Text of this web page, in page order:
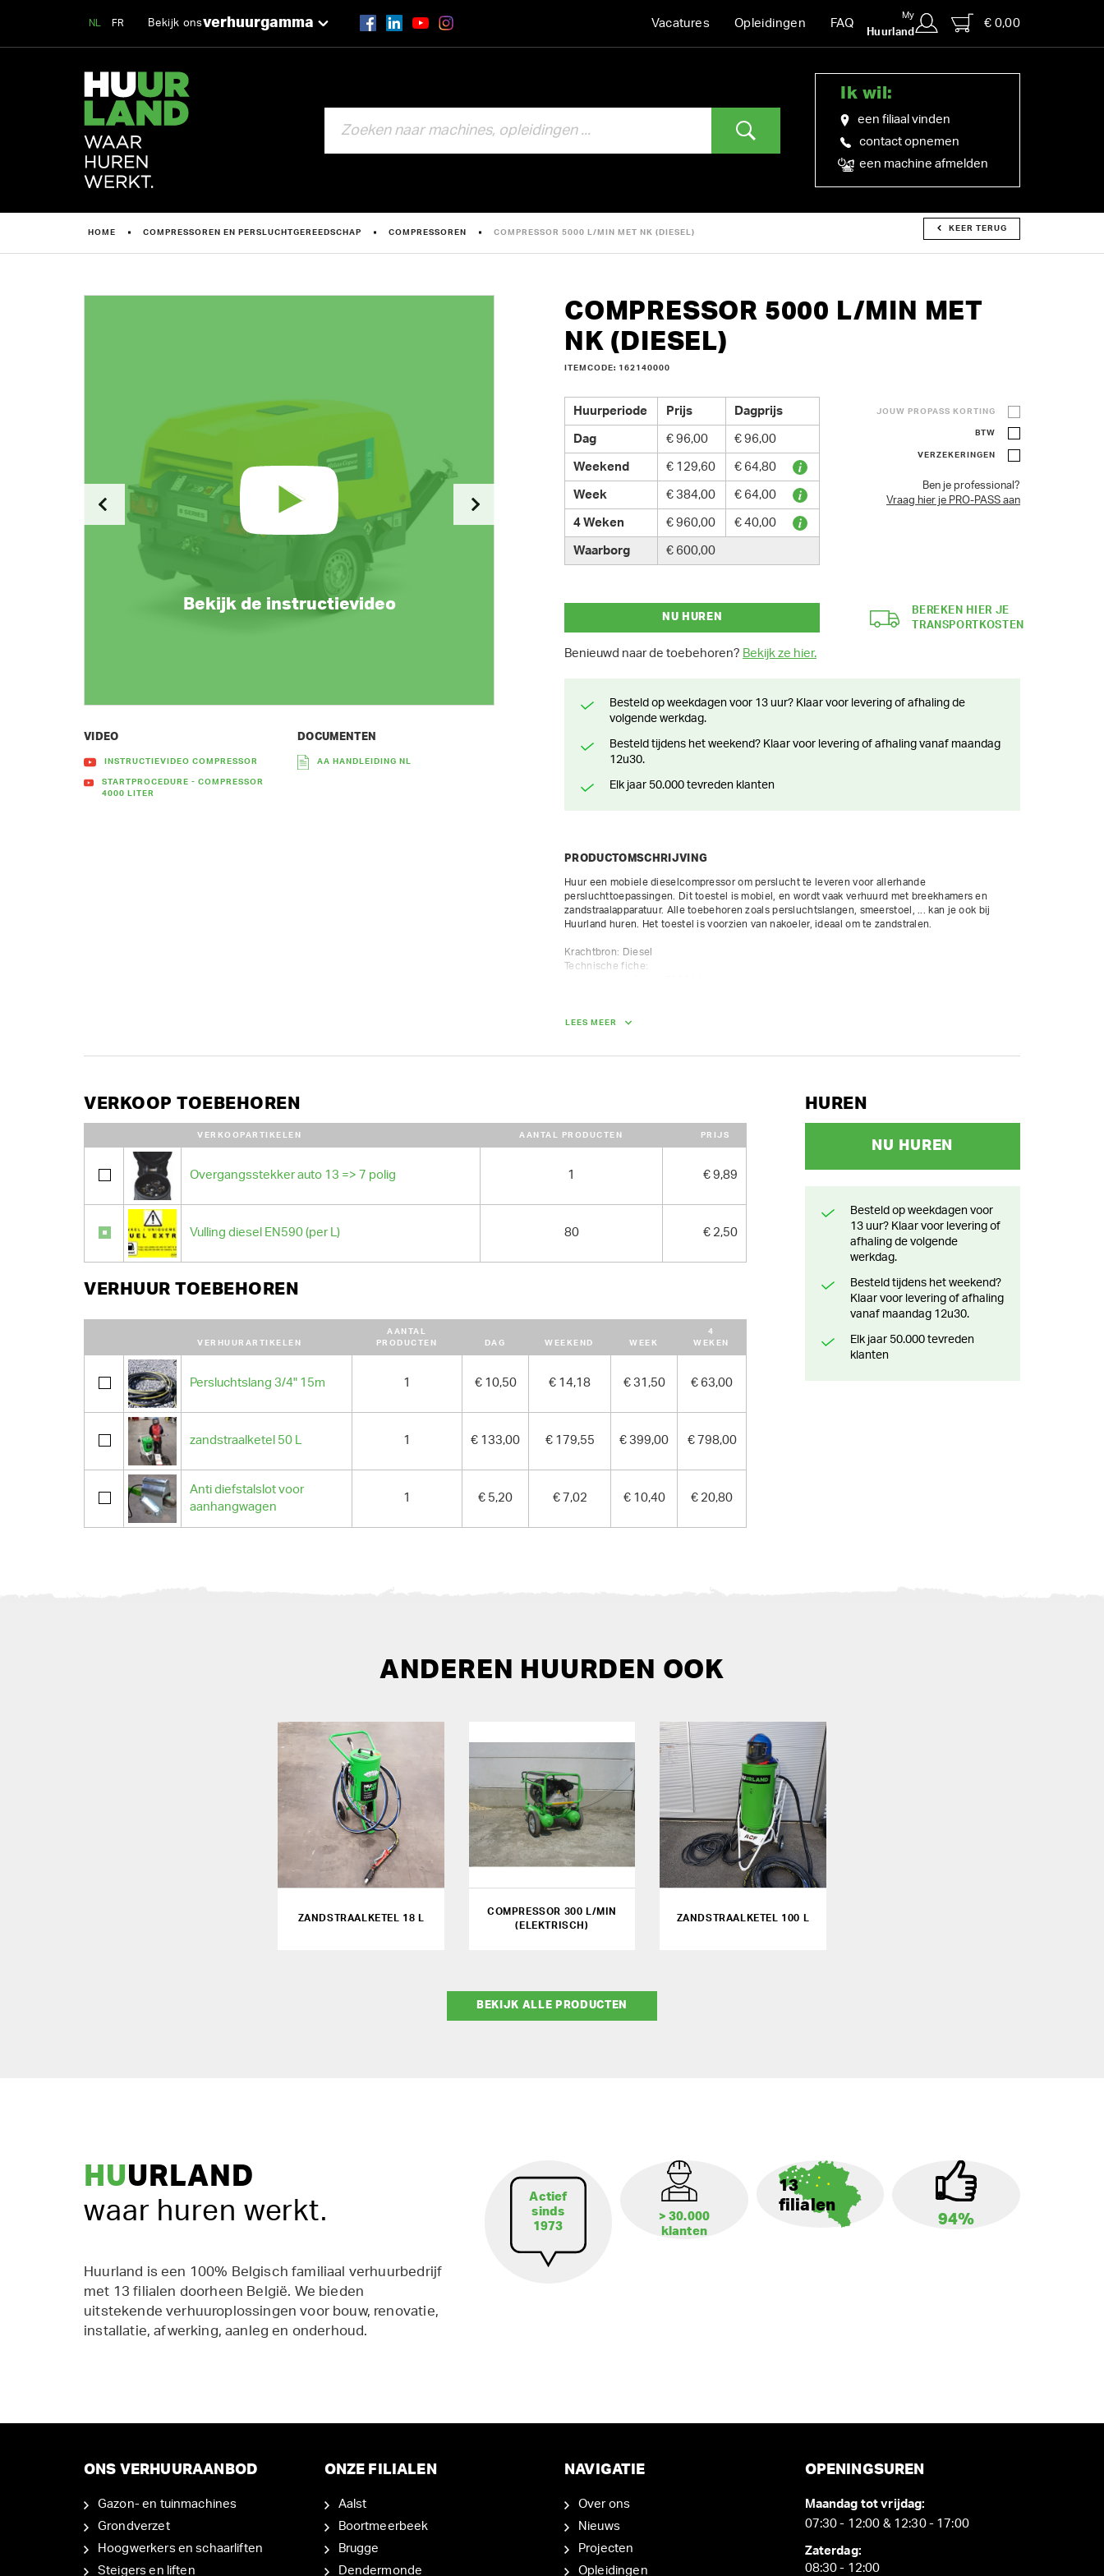
NL FR Bekijk onsverhuurgamma Vacatures Opleidingen FAQ
My
Huurland
€ 0,00
Ik wil:
een filiaal vinden
contact opnemen
een machine afmelden
HOME COMPRESSOREN EN PERSLUCHTGEREEDSCHAP COMPRESSOREN COMPRESSOR 5000 L/MIN MET NK (DIESEL) KEER TERUG
COMPRESSOR 5000 L/MIN MET
NK (DIESEL)
ITEMCODE: 162140000
Bekijk de instructievideo
VIDEO
INSTRUCTIEVIDEO COMPRESSOR
STARTPROCEDURE - COMPRESSOR
4000 LITER
DOCUMENTEN
AA HANDLEIDING NL
Huurperiode Prijs Dagprijs
Dag € 96,00 € 96,00
Weekend € 129,60 € 64,80
Week € 384,00 € 64,00
4 Weken € 960,00 € 40,00
Waarborg € 600,00
JOUW PROPASS KORTING
BTW
VERZEKERINGEN
Ben je professional?
Vraag hier je PRO-PASS aan
NU HUREN
Benieuwd naar de toebehoren? Bekijk ze hier.
BEREKEN HIER JE
TRANSPORTKOSTEN
Besteld op weekdagen voor 13 uur? Klaar voor levering of afhaling de
volgende werkdag.
Besteld tijdens het weekend? Klaar voor levering of afhaling vanaf maandag
12u30.
Elk jaar 50.000 tevreden klanten
PRODUCTOMSCHRIJVING
Huur een mobiele dieselcompressor om perslucht te leveren voor allerhande
persluchttoepassingen. Dit toestel is mobiel, en wordt vaak verhuurd met breekhamers en
zandstraalapparatuur. Alle toebehoren zoals persluchtslangen, smeerstoel, ... kan je ook bij
Huurland huren. Het toestel is voorzien van nakoeler, ideaal om te zandstralen.
Krachtbron: Diesel
Technische fiche:
- max 8 uur op teller per dag / 10 uur per weekend / 40 uur per week; bijkomende uren worden
LEES MEER
VERKOOP TOEBEHOREN
VERKOOPARTIKELEN AANTAL PRODUCTEN PRIJS
Overgangsstekker auto 13 => 7 polig 1 € 9,89
Vulling diesel EN590 (per L) 80 € 2,50
VERHUUR TOEBEHOREN
VERHUURARTIKELEN
AANTAL
PRODUCTEN
DAG WEEKEND WEEK
4
WEKEN
Persluchtslang 3/4" 15m 1 € 10,50 € 14,18 € 31,50 € 63,00
zandstraalketel 50 L 1 € 133,00 € 179,55 € 399,00 € 798,00
Anti diefstalslot voor
aanhangwagen
1 € 5,20 € 7,02 € 10,40 € 20,80
HUREN
NU HUREN
Besteld op weekdagen voor
13 uur? Klaar voor levering of
afhaling de volgende
werkdag.
Besteld tijdens het weekend?
Klaar voor levering of afhaling
vanaf maandag 12u30.
Elk jaar 50.000 tevreden
klanten
ANDEREN HUURDEN OOK
ZANDSTRAALKETEL 18 L
COMPRESSOR 300 L/MIN
(ELEKTRISCH)
ZANDSTRAALKETEL 100 L
BEKIJK ALLE PRODUCTEN
HUURLAND
waar huren werkt.
Huurland is een 100% Belgisch familiaal verhuurbedrijf
met 13 filialen doorheen België. We bieden
uitstekende verhuuroplossingen voor bouw, renovatie,
installatie, afwerking, aanleg en onderhoud.
Actief
sinds
1973
> 30.000
klanten
13
filialen
94%
ONS VERHUURAANBOD
Gazon- en tuinmachines
Grondverzet
Hoogwerkers en schaarliften
Steigers en liften
ONZE FILIALEN
Aalst
Boortmeerbeek
Brugge
Dendermonde
NAVIGATIE
Over ons
Nieuws
Projecten
Opleidingen
OPENINGSUREN
Maandag tot vrijdag:
07:30 - 12:00 & 12:30 - 17:00
Zaterdag:
08:30 - 12:00